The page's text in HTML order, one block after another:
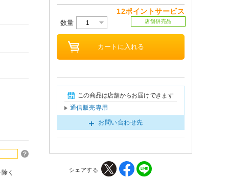
く
12ポイントサービス
数量 店舗併売品
この商品は店舗からお届けできます
通信販売専用
お問い合わせ先
シェアする